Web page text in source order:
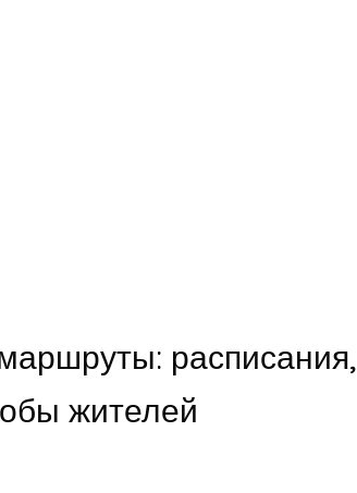
расписания,
жителей